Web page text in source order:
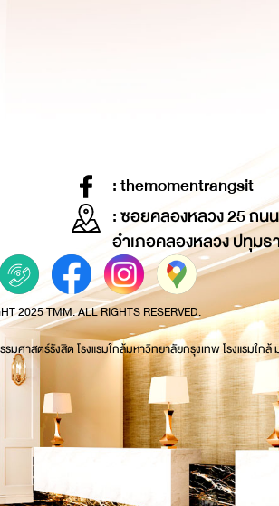
: themomentrangsit
: ซอยคลองหลวง 25 ถ
อำเภอคลองหลวง ปทุมธ
2025 TMM. ALL RIGHTS RESERVED.
มศาสตร์รังสิต โรงแรมใกล้มหาวิทยาลัยกรุงเทพ โรงแรมใก